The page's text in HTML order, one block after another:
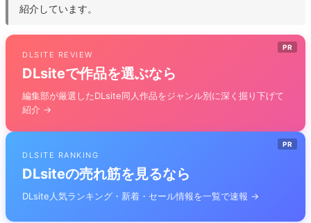
紹介しています。
PR
DLSITE REVIEW
DLsiteで作品を選ぶなら
編集部が厳選したDLsite同人作品をジャンル別に深く掘り下げて
紹介 →
PR
DLSITE RANKING
DLsiteの売れ筋を見るなら
DLsite人気ランキング・新着・セール情報を一覧で速報 →